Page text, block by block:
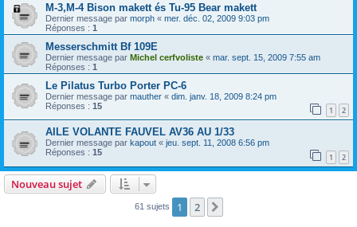
M-3,M-4 Bison makett és Tu-95 Bear makett
Dernier message par morph « mer. déc. 02, 2009 9:03 pm
Réponses : 1
Messerschmitt Bf 109E
Dernier message par Michel cerfvoliste « mar. sept. 15, 2009 7:55 am
Réponses : 1
Le Pilatus Turbo Porter PC-6
Dernier message par mauther « dim. janv. 18, 2009 8:24 pm
Réponses : 15 1 2
AILE VOLANTE FAUVEL AV36 AU 1/33
Dernier message par kapout « jeu. sept. 11, 2008 6:56 pm
Réponses : 15 1 2
Nouveau sujet
61 sujets 1 2